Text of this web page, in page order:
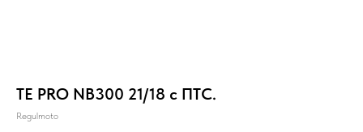
TE PRO NB300 21/18 с ПТС.
Regulmoto